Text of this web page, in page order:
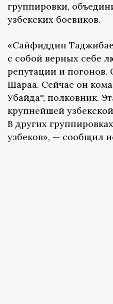
группировки,
узбекских боевиков.
«Сайфиддин
с собой верных себе
репутации и
Шараа. Сейчас он
Убайда'', полковник.
крупнейшей
В других
узбеков», — сообщил